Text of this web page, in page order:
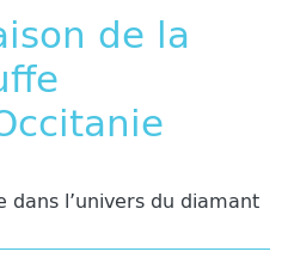
de la
dans l’univers du diamant